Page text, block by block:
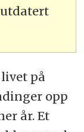
på
opp
år. Et